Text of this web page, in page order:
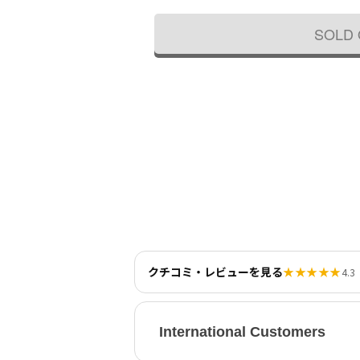
SOLD
クチコミ・レビューを見る★★★★★4.3
International Customers